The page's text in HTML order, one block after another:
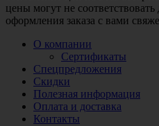
цены могут не
оформления заказа с вами
О компании
Сертификаты
Спецпредложения
Скидки
Полезная информация
Оплата и доставка
Контакты